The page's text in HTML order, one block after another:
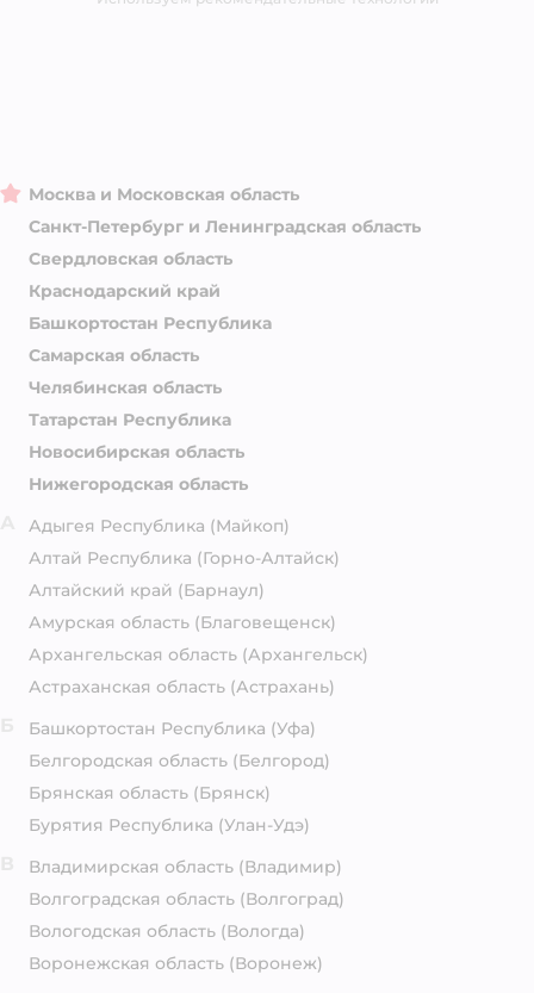
Москва и Московская область
Санкт-Петербург и Ленинградская область
Свердловская область
Краснодарский край
Башкортостан Республика
Самарская область
Челябинская область
Татарстан Республика
Новосибирская область
Нижегородская область
Адыгея Республика (Майкоп)
Алтай Республика (Горно-Алтайск)
Алтайский край (Барнаул)
Амурская область (Благовещенск)
Архангельская область (Архангельск)
Астраханская область (Астрахань)
Башкортостан Республика (Уфа)
Белгородская область (Белгород)
Брянская область (Брянск)
Бурятия Республика (Улан-Удэ)
Владимирская область (Владимир)
Волгоградская область (Волгоград)
Вологодская область (Вологда)
Воронежская область (Воронеж)